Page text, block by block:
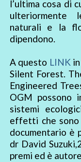
l’ultima cosa di
ulteriormente
naturali e la
dipendono.
A questo LINK
Silent Forest.
Engineered
OGM possono
sistemi
effetti che sono
documentario è
dr David
premi ed è